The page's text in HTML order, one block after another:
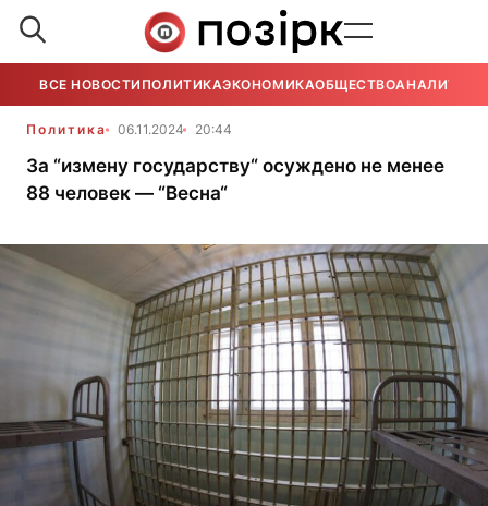
ВСЕ НОВОСТИ ПОЛИТИКАЭКОНОМИКАОБЩЕСТВОАНАЛИТИКА
Политика 06.11.2024 20:44
За “измену государству“ осуждено не менее
88 человек — “Весна“